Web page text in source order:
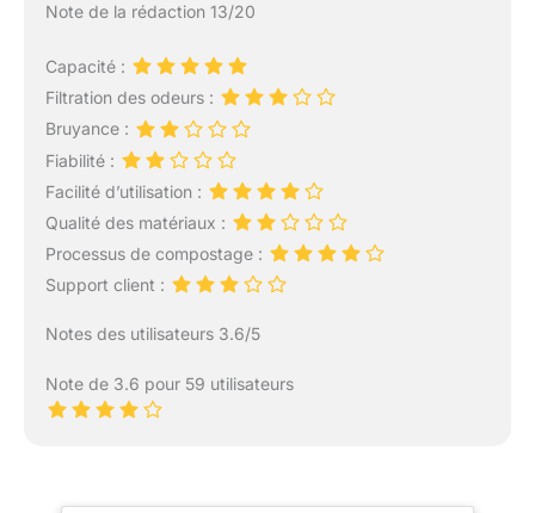
Note de la rédaction 13/20
Capacité :
Filtration des odeurs :
Bruyance :
Fiabilité :
Facilité d’utilisation :
Qualité des matériaux :
Processus de compostage :
Support client :
Notes des utilisateurs 3.6/5
Note de 3.6 pour 59 utilisateurs